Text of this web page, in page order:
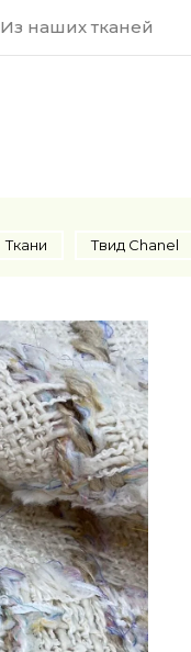
Из наших тканей
Ткани Твид Chanel